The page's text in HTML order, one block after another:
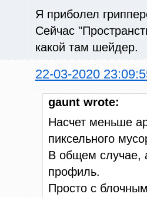
Я приболел
Сейчас
какой там шейдер.
22-03-2020
gaunt wrote:
Насчет меньше
пиксельного
В общем случае,
профиль.
Просто с